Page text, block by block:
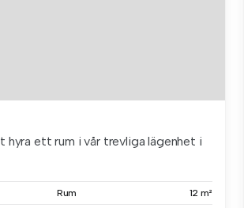
hyra ett rum i vår trevliga lägenhet i
Rum 12 m²